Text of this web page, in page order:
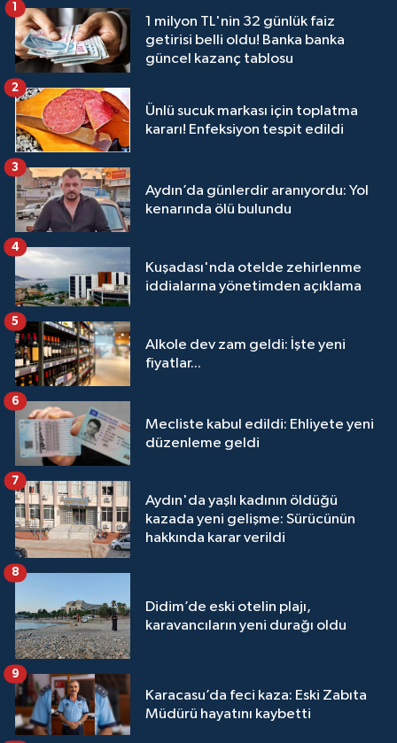
1 milyon TL'nin 32 günlük faiz
getirisi belli oldu! Banka banka
güncel kazanç tablosu
1
Ünlü sucuk markası için toplatma
kararı! Enfeksiyon tespit edildi
2
Aydın’da günlerdir aranıyordu: Yol
kenarında ölü bulundu
3
Kuşadası'nda otelde zehirlenme
iddialarına yönetimden açıklama
4
Alkole dev zam geldi: İşte yeni
fiyatlar...
5
Mecliste kabul edildi: Ehliyete yeni
düzenleme geldi
6
Aydın'da yaşlı kadının öldüğü
kazada yeni gelişme: Sürücünün
hakkında karar verildi
7
Didim’de eski otelin plajı,
karavancıların yeni durağı oldu
8
Karacasu’da feci kaza: Eski Zabıta
Müdürü hayatını kaybetti
9